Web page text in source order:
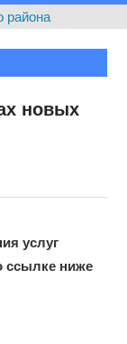
новых
услуг
ссылке ниже